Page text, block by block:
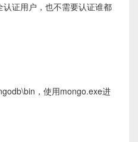
证用户，也不需要认证谁都
，使用mongo.exe进